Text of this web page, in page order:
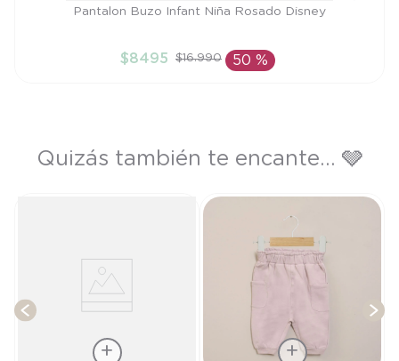
AÑADIR AL CARRITO
Pantalon Buzo Infant Niña Rosado Disney
$8495 $16.990 50 %
Quizás también te encante... 🩶